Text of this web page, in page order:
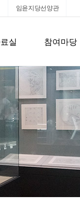
임윤지당선양관
실 참여마당